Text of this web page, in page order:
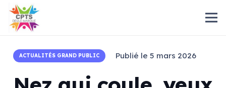
ACTUALITÉS GRAND PUBLIC Publié le 5 mars 2026